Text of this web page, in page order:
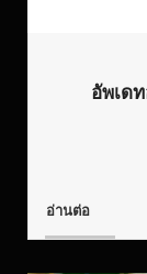
อัพเด
อ่านต่อ